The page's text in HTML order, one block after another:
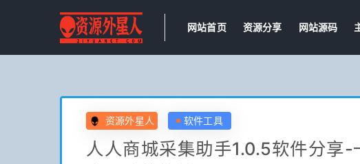
网站首页 资源分享 网站源码
资源外星人 软件工具
人人商城采集助手1.0.5软件分享